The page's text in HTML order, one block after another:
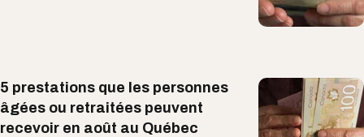
5 prestations que les personnes
âgées ou retraitées peuvent
recevoir en août au Québec